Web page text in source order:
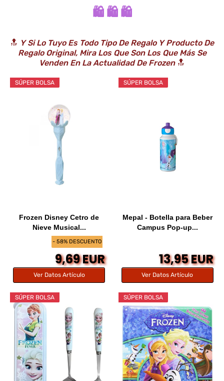
🛍️ 🛍️ 🛍️
🔝 Y Si Lo Tuyo Es Todo Tipo De Regalo Y Producto De
Regalo Original, Mira Los Que Son Los Que Más Se
Venden En La Actualidad De Frozen🔝
- 58% DESCUENTO
SÚPER BOLSA
Frozen Disney Cetro de
Nieve Musical...
9,69 EUR
Ver Datos Artículo
SÚPER BOLSA
Mepal - Botella para Beber
Campus Pop-up...
13,95 EUR
Ver Datos Artículo
SÚPER BOLSA SÚPER BOLSA